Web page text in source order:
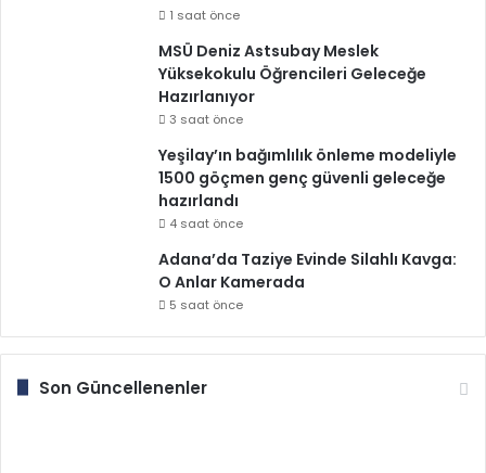
1 saat önce
MSÜ Deniz Astsubay Meslek
Yüksekokulu Öğrencileri Geleceğe
Hazırlanıyor
3 saat önce
Yeşilay’ın bağımlılık önleme modeliyle
1500 göçmen genç güvenli geleceğe
hazırlandı
4 saat önce
Adana’da Taziye Evinde Silahlı Kavga:
O Anlar Kamerada
5 saat önce
Son Güncellenenler